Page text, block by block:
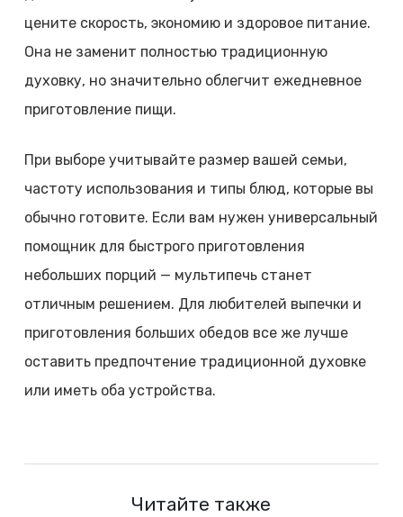
цените скорость, экономию и здоровое питание.
Она не заменит полностью традиционную
духовку, но значительно облегчит ежедневное
приготовление пищи.
При выборе учитывайте размер вашей семьи,
частоту использования и типы блюд, которые вы
обычно готовите. Если вам нужен универсальный
помощник для быстрого приготовления
небольших порций — мультипечь станет
отличным решением. Для любителей выпечки и
приготовления больших обедов все же лучше
оставить предпочтение традиционной духовке
или иметь оба устройства.
Читайте также